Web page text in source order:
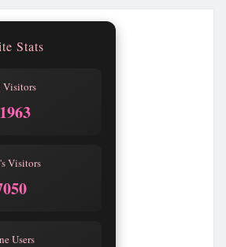
Stats
Visitors
Visitors
Users